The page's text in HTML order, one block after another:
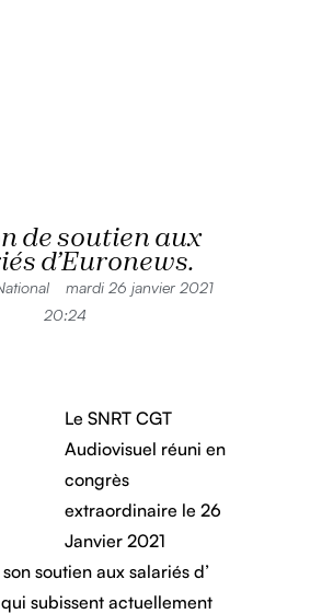
de soutien aux
d’Euronews.
mardi 26 janvier 2021
20:24
Le SNRT CGT
Audiovisuel réuni en
congrès
extraordinaire le 26
Janvier 2021
soutien aux salariés d’
qui subissent actuellement